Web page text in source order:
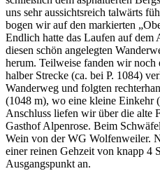
uns sehr aussichtsreich talwärts
bogen wir auf den markierten
Endlich hatte das Laufen auf dem
diesen schön angelegten
herum. Teilweise fanden wir
halber Strecke (ca. bei P. 1084)
Wanderweg und folgten
(1048 m), wo eine kleine Einkehr
Anschluss liefen wir über die alte
Gasthof Alpenrose. Beim
Wein von der WG Wolfenweiler.
einer reinen Gehzeit von knapp 4
Ausgangspunkt an.